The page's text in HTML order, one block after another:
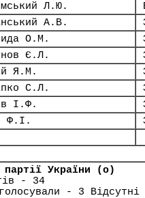
Л.Ю.
А.В.
О.М.
Є.Л.
Я.М.
С.Л.
І.Ф.
Ф.І.
партії України (о)
- 34
- 3